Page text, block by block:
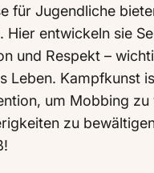
für Jugendliche
Hier entwickeln sie
und Respekt –
Leben. Kampfkunst
um Mobbing
zu